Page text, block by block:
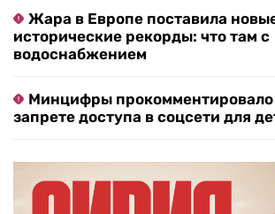
Жара в Европе поставила
исторические рекорды: что там с
водоснабжением
Минцифры
запрете доступа в соцсети для